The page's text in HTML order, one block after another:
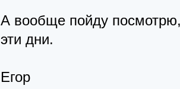
А вообще пойду
эти дни.
Егор